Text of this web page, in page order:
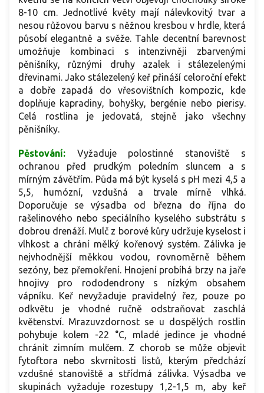
8-10 cm. Jednotlivé květy mají nálevkovitý tvar a
nesou růžovou barvu s něžnou kresbou v hrdle, která
působí elegantně a svěže. Tahle decentní barevnost
umožňuje kombinaci s intenzivněji zbarvenými
pěnišníky, různými druhy azalek i stálezelenými
dřevinami. Jako stálezelený keř přináší celoroční efekt
a dobře zapadá do vřesovištních kompozic, kde
doplňuje kapradiny, bohyšky, bergénie nebo pierisy.
Celá rostlina je jedovatá, stejně jako všechny
pěnišníky.
Pěstování: Vyžaduje polostinné stanoviště s
ochranou před prudkým poledním sluncem a s
mírným závětřím. Půda má být kyselá s pH mezi 4,5 a
5,5, humózní, vzdušná a trvale mírně vlhká.
Doporučuje se výsadba od března do října do
rašelinového nebo speciálního kyselého substrátu s
dobrou drenáží. Mulč z borové kůry udržuje kyselost i
vlhkost a chrání mělký kořenový systém. Zálivka je
nejvhodnější měkkou vodou, rovnoměrně během
sezóny, bez přemokření. Hnojení probíhá brzy na jaře
hnojivy pro rododendrony s nízkým obsahem
vápníku. Keř nevyžaduje pravidelný řez, pouze po
odkvětu je vhodné ručně odstraňovat zaschlá
květenství. Mrazuvzdornost se u dospělých rostlin
pohybuje kolem -22 °C, mladé jedince je vhodné
chránit zimním mulčem. Z chorob se může objevit
fytoftora nebo skvrnitosti listů, kterým předchází
vzdušné stanoviště a střídmá zálivka. Výsadba ve
skupinách vyžaduje rozestupy 1,2-1,5 m, aby keř